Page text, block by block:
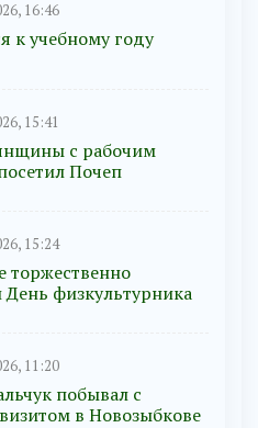
16:46
к учебному году
15:41
с рабочим
Почеп
15:24
торжественно
День физкультурника
11:20
побывал с
в Новозыбкове